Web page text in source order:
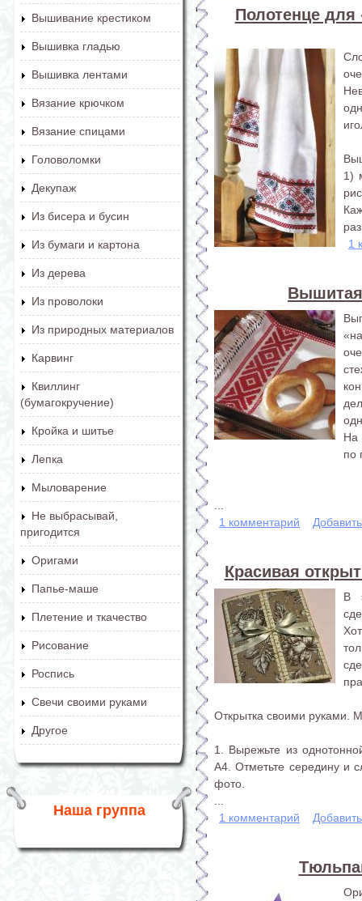
Вышивание крестиком
Вышивка гладью
Вышивка лентами
Вязание крючком
Вязание спицами
Головоломки
Декупаж
Из бисера и бусин
Из бумаги и картона
Из дерева
Из проволоки
Из природных материалов
Карвинг
Квиллинг
(бумагокручение)
Кройка и шитье
Лепка
Мыловарение
Не выбрасывай,
пригодится
Оригами
Папье-маше
Плетение и ткачество
Рисование
Роспись
Свечи своими руками
Другое
Наша группа
Полотенце для
1)
1
На
по
1 комментарий
Красивая
В
Открытка своими руками.
1. Вырежьте из
А4. Отметьте середину и
фото.
1 комментарий